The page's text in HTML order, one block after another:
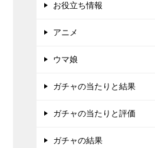
お役立ち情報
アニメ
ウマ娘
ガチャの当たりと結果
ガチャの当たりと評価
ガチャの結果